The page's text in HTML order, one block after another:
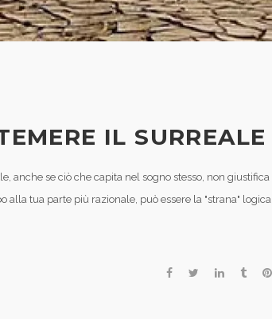
IL SURREALE
anche se ciò che capita nel sogno stesso, non giustifica
alla tua parte più razionale, può essere la "strana" logica